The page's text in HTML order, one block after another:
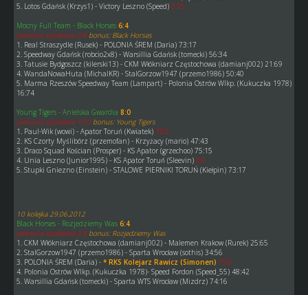
5. Lotos Gdańsk (Krzys1) - Victory Leszno (Speed) 0:75
Mocny Full Team - Black Horses 6:4
pierwsze spotkanie 2:8 bonus: Black Horses
1. Real Straszydle (Rusek) - POLONIA ŚREM (Daria) 73:17
2. Speedway Gdańsk (robcio2x8) - Warsillia Gdańsk (tomecki) 56:34
3. Tatusie Bydgoszcz (kilerski13) - CKM Włókniarz Częstochowa (damianj002) 21:69
4. WandaNowaHuta (MichalKR) - StalGorzow1947 (przemo1986) 50:40
5. Marma Rzeszów Speedway Team (Lampart) - Polonia Ostrów Wlkp. (Kukuczka 1978)
16:74
Young Tigers - Anielska Gwardia 8:0
pierwsze spotkanie 10:0 bonus: Young Tigers
1. Paul-Wik (wowi) - Apator Toruń (Kwiatek) 75:0
2. KS Czorty Myślibórz (przemofan) - Krzyżacy (mario) 47:43
3. Draco Squad Kościan (Prosper) - KS Apator (grzechoo) 75:15
4. Unia Leszno (Junior1995) - KS Apator Toruń (Sleevin) 0:0
5. Stupki Gniezno (Einstein) - STALOWE PIERNIKI TORUŃ (Kiełpin) 73:17
10 kolejka 29.06.2012
Black Horses - Rozjedziemy Was 6:4
pierwsze spotkanie 2:8 bonus: Rozjedziemy Was
1. CKM Włókniarz Częstochowa (damianj002) - Malemen Krakow (Rurek) 25:65
2. StalGorzow1947 (przemo1986) - Sparta Wrocław (sothis) 34:56
3. POLONIA ŚREM (Daria) - * RKS Kolejarz Rawicz (Simonen) 75:0
4. Polonia Ostrów Wlkp. (Kukuczka 1978)- Speed Fordon (Speed_55) 48:42
5. Warsillia Gdańsk (tomecki) - Sparta WTS Wrocław (Mizdrz) 74:16